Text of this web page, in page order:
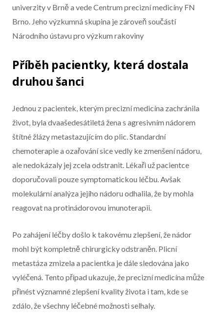
univerzity v Brně a vede Centrum precizní medicíny FN
Brno. Jeho výzkumná skupina je zároveň součástí
Národního ústavu pro výzkum rakoviny
Příběh pacientky, která dostala
druhou šanci
Jednou z pacientek, kterým precizní medicína zachránila
život, byla dvaašedesátiletá žena s agresivním nádorem
štítné žlázy metastazujícím do plic. Standardní
chemoterapie a ozařování sice vedly ke zmenšení nádoru,
ale nedokázaly jej zcela odstranit. Lékaři už pacientce
doporučovali pouze symptomatickou léčbu. Avšak
molekulární analýza jejího nádoru odhalila, že by mohla
reagovat na protinádorovou imunoterapii.
Po zahájení léčby došlo k takovému zlepšení, že nádor
mohl být kompletně chirurgicky odstraněn. Plicní
metastáza zmizela a pacientka je dále sledována jako
vyléčená. Tento případ ukazuje, že precizní medicína může
přinést významné zlepšení kvality života i tam, kde se
zdálo, že všechny léčebné možnosti selhaly.